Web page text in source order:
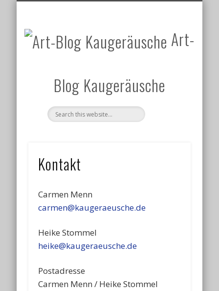
Art-
Blog Kaugeräusche
Kontakt
Carmen Menn
carmen@kaugeraeusche.de
Heike Stommel
heike@kaugeraeusche.de
Postadresse
Carmen Menn / Heike Stommel